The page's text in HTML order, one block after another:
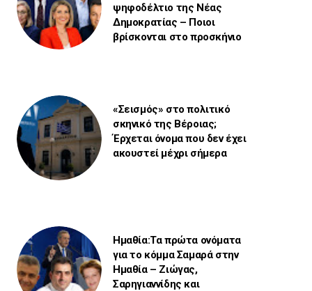
ψηφοδέλτιο της Νέας
Δημοκρατίας – Ποιοι
βρίσκονται στο προσκήνιο
«Σεισμός» στο πολιτικό
σκηνικό της Βέροιας;
Έρχεται όνομα που δεν έχει
ακουστεί μέχρι σήμερα
Ημαθία:Τα πρώτα ονόματα
για το κόμμα Σαμαρά στην
Ημαθία – Ζιώγας,
Σαρηγιαννίδης και